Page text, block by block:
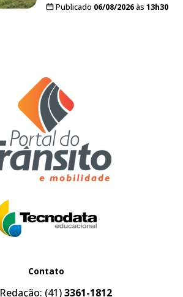
Publicado 06/08/2026às 13h30
Contato
Redação: (41)3361-1812